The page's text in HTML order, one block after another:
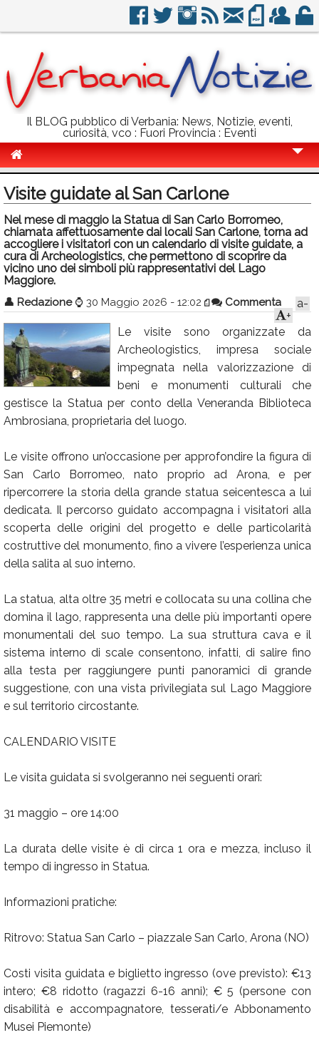
Il BLOG pubblico di Verbania: News, Notizie, eventi,
curiosità, vco : Fuori Provincia : Eventi
Politica
Sport
Eventi
Info Utili
Rubriche
Calendario
Annunci
Visite guidate al San Carlone
Nel mese di maggio la Statua di San Carlo Borromeo,
chiamata affettuosamente dai locali San Carlone, torna ad
accogliere i visitatori con un calendario di visite guidate, a
cura di Archeologistics, che permettono di scoprire da
vicino uno dei simboli più rappresentativi del Lago
Maggiore.
👤 Redazione ⌚ 30 Maggio 2026 - 12:02 Commenta
a-
+
Le visite sono organizzate da
Archeologistics, impresa sociale
impegnata nella valorizzazione di
beni e monumenti culturali che
gestisce la Statua per conto della Veneranda Biblioteca
Ambrosiana, proprietaria del luogo.
Le visite offrono un’occasione per approfondire la figura di
San Carlo Borromeo, nato proprio ad Arona, e per
ripercorrere la storia della grande statua seicentesca a lui
dedicata. Il percorso guidato accompagna i visitatori alla
scoperta delle origini del progetto e delle particolarità
costruttive del monumento, fino a vivere l’esperienza unica
della salita al suo interno.
La statua, alta oltre 35 metri e collocata su una collina che
domina il lago, rappresenta una delle più importanti opere
monumentali del suo tempo. La sua struttura cava e il
sistema interno di scale consentono, infatti, di salire fino
alla testa per raggiungere punti panoramici di grande
suggestione, con una vista privilegiata sul Lago Maggiore
e sul territorio circostante.
CALENDARIO VISITE
Le visita guidata si svolgeranno nei seguenti orari:
31 maggio – ore 14:00
La durata delle visite è di circa 1 ora e mezza, incluso il
tempo di ingresso in Statua.
Informazioni pratiche:
Ritrovo: Statua San Carlo – piazzale San Carlo, Arona (NO)
Costi visita guidata e biglietto ingresso (ove previsto): €13
intero; €8 ridotto (ragazzi 6-16 anni); € 5 (persone con
disabilità e accompagnatore, tesserati/e Abbonamento
Musei Piemonte)